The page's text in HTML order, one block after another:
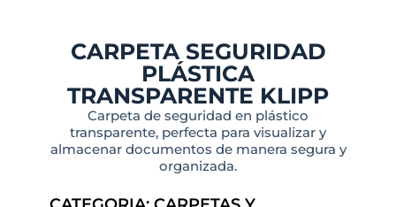
CARPETA SEGURIDAD
PLÁSTICA
TRANSPARENTE KLIPP
Carpeta de seguridad en plástico
transparente, perfecta para visualizar y
almacenar documentos de manera segura y
organizada.